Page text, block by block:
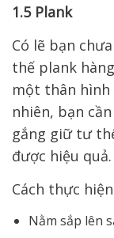
1.5 Plank
Có lẽ bạn
thế plank
một thân hình
nhiên, bạn
gắng giữ tư
được hiệu quả.
Cách thực
Nằm sắp lên